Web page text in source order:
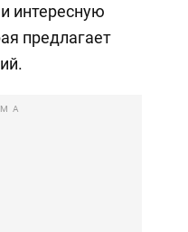
интересную
предлагает